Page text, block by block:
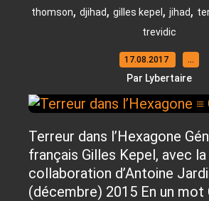
thomson, djihad, gilles kepel , jihad,
trevidic
17.08.2017 …
Par Lybertaire
Terreur dans l’Hexagone
français Gilles Kepel, avec la
collaboration d’Antoine
(décembre) 2015 En un mot